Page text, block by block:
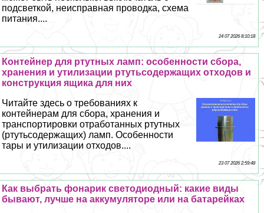
подсветкой, неисправная проводка, схема
питания....
24 07 2026 8:10:18
Контейнер для ртутных ламп: особенности сбора,
хранения и утилизации ртутьсодержащих отходов и
конструкция ящика для них
Читайте здесь о требованиях к
контейнерам для сбора, хранения и
трaнcпортировки отработанных ртутных
(ртутьсодержащих) ламп. Особенности
тары и утилизации отходов....
23 07 2026 2:59:48
Как выбрать фонарик светодиодный: какие виды
бывают, лучше на аккумуляторе или на батарейках